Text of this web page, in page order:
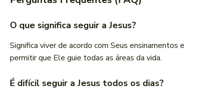
O que significa seguir a Jesus?
Significa viver de acordo com Seus ensinamentos e
permitir que Ele guie todas as áreas da vida.
É difícil seguir a Jesus todos os dias?